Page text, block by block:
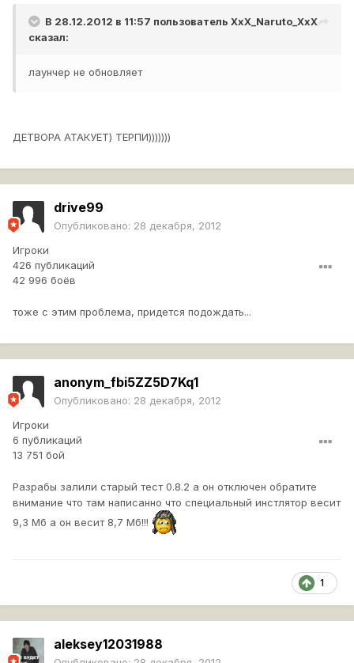
В 28.12.2012 в 11:57 пользователь XxX_Naruto_XxX
сказал:
лаунчер не обновляет
ДЕТВОРА АТАКУЕТ) ТЕРПИ)))))))
drive99
Опубликовано: 28 декабря, 2012
Игроки
426 публикаций
42 996 боёв
тоже с этим проблема, придется подождать...
anonym_fbi5ZZ5D7Kq1
Опубликовано: 28 декабря, 2012
Игроки
6 публикаций
13 751 бой
Разрабы залили старый тест 0.8.2 а он отключен обратите
внимание что там написанно что специальный инстлятор весит
9,3 Мб а он весит 8,7 Мб!!!
1
aleksey12031988